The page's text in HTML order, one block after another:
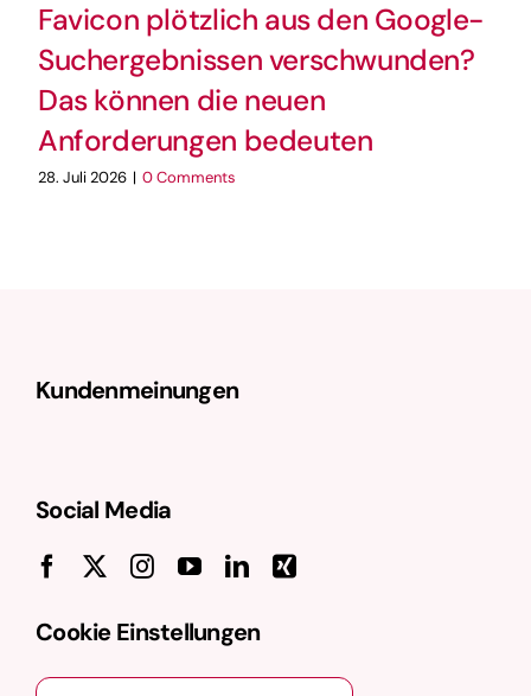
Favicon plötzlich aus den Google-
Suchergebnissen verschwunden?
Das können die neuen
Anforderungen bedeuten
28. Juli 2026 | 0 Comments
Kundenmeinungen
Social Media
Cookie Einstellungen